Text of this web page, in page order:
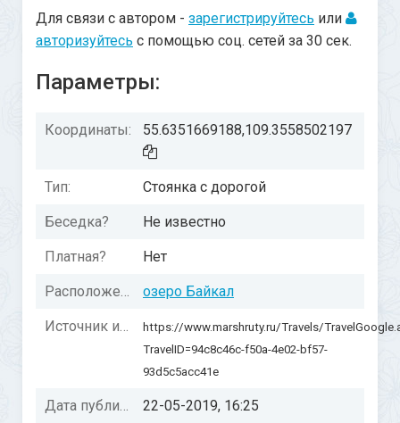
Для связи с автором - зарегистрируйтесь или
авторизуйтесь с помощью соц. сетей за 30 сек.
Параметры:
Координаты: 55.6351669188,109.3558502197
Тип: Стоянка с дорогой
Беседка? Не известно
Платная? Нет
Расположение: озеро Байкал
Источник информации:
https://www.marshruty.ru/Travels/
TravelID=94c8c46c-f50a-4e02-bf57-
93d5c5acc41e
Дата публикации: 22-05-2019, 16:25